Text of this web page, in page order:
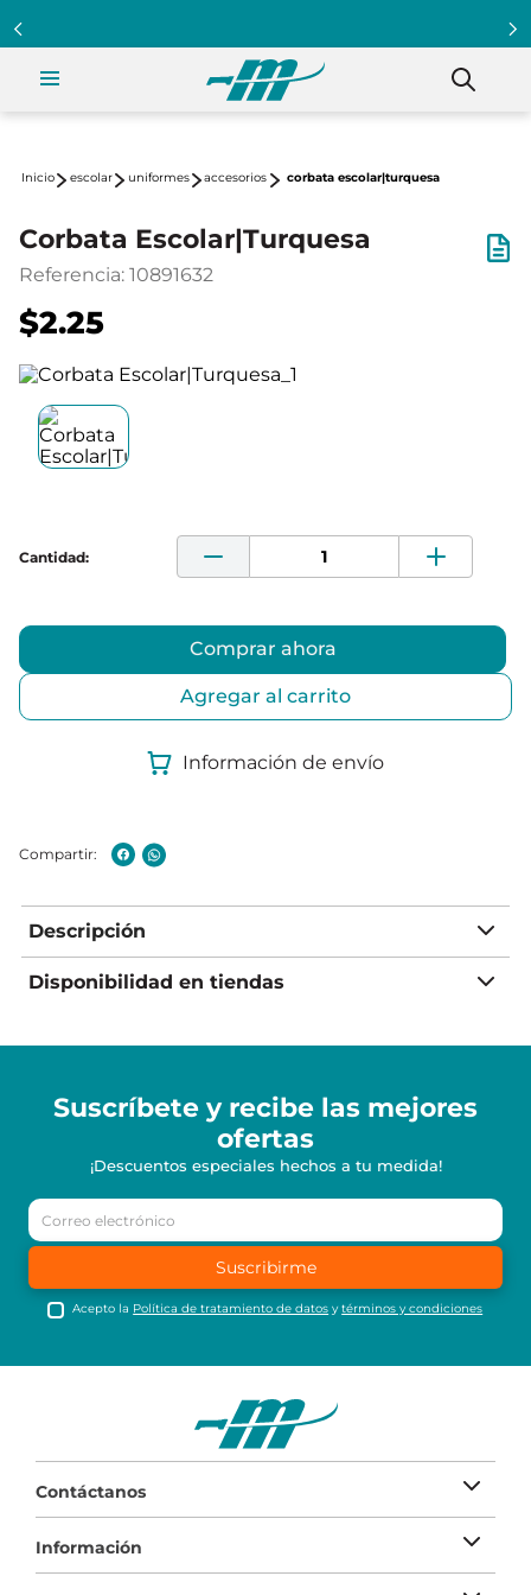
escolar uniformes accesorios corbata escolar|turquesa
Corbata Escolar|Turquesa
Referencia: 10891632
$2.25
Comprar ahora
Agregar al carrito
Información de envío
Descripción
Disponibilidad en tiendas
Suscríbete y recibe las mejores
ofertas
¡Descuentos especiales hechos a tu medida!
Suscribirme
Acepto la Política de tratamiento de datos ytérminos y condiciones
Contáctanos
Información